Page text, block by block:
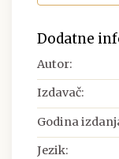
Dodatne
Autor:
Izdavač:
Godina
Jezik: